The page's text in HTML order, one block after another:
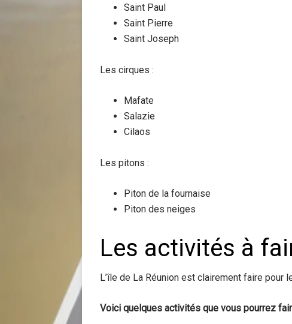
Saint Paul
Saint Pierre
Saint Joseph
Les cirques :
Mafate
Salazie
Cilaos
Les pitons :
Piton de la fournaise
Piton des neiges
Les activités à
L’île de La Réunion est clairement faire pour
Voici quelques activités que vous pourrez